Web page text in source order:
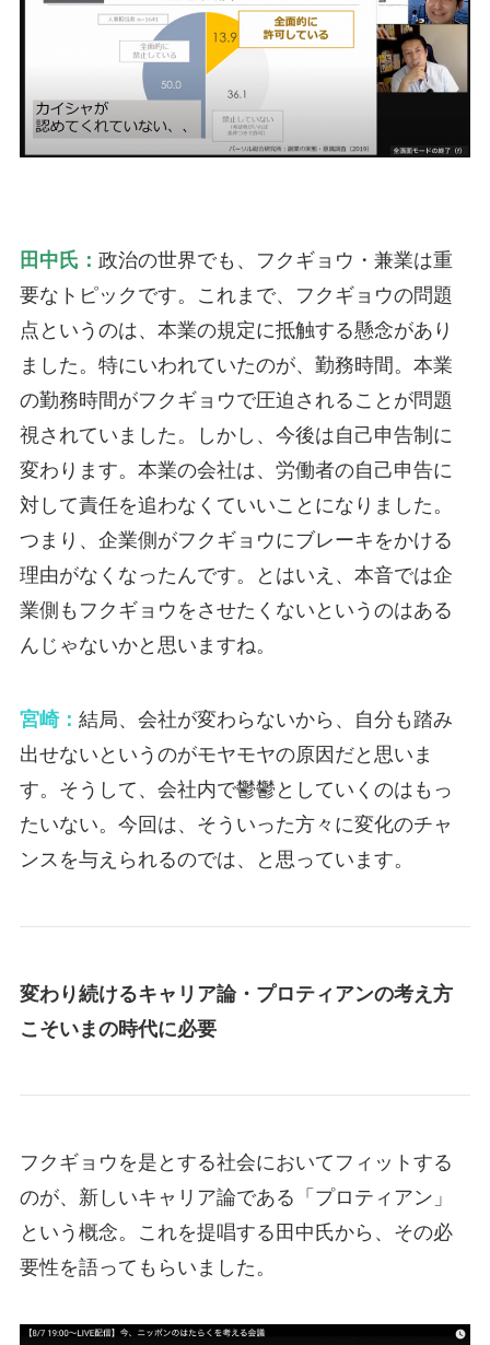
田中氏： 政治の世界でも、フクギョウ・兼業は重
要なトピックです。これまで、フクギョウの問題
点というのは、本業の規定に抵触する懸念があり
ました。特にいわれていたのが、勤務時間。本業
の勤務時間がフクギョウで圧迫されることが問題
視されていました。しかし、今後は自己申告制に
変わります。本業の会社は、労働者の自己申告に
対して責任を追わなくていいことになりました。
つまり、企業側がフクギョウにブレーキをかける
理由がなくなったんです。とはいえ、本音では企
業側もフクギョウをさせたくないというのはある
んじゃないかと思いますね。
宮崎： 結局、会社が変わらないから、自分も踏み
出せないというのがモヤモヤの原因だと思いま
す。そうして、会社内で鬱鬱としていくのはもっ
たいない。今回は、そういった方々に変化のチャ
ンスを与えられるのでは、と思っています。
変わり続けるキャリア論・プロティアンの考え方
こそいまの時代に必要
フクギョウを是とする社会においてフィットする
のが、新しいキャリア論である「プロティアン」
という概念。これを提唱する田中氏から、その必
要性を語ってもらいました。